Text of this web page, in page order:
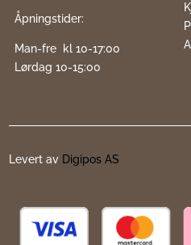
Åpningstider:
Man-fre kl 10-17:00
Lørdag 10-15:00
Levert av Digipos AS